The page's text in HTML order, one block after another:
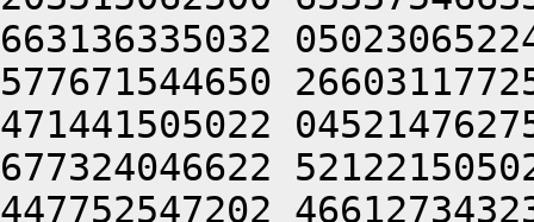
663136335032
577671544650
471441505022
677324046622
447752547202